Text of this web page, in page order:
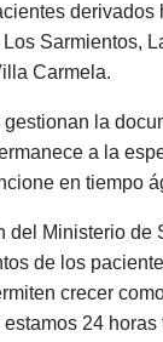
Sarmientos,
Carmela.
gestionan la
a la
en tiempo
del Ministerio
de los
crecer
24